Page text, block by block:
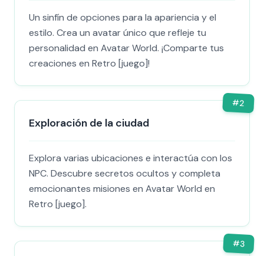
Un sinfín de opciones para la apariencia y el
estilo. Crea un avatar único que refleje tu
personalidad en Avatar World. ¡Comparte tus
creaciones en Retro [juego]!
#2
Exploración de la ciudad
Explora varias ubicaciones e interactúa con los
NPC. Descubre secretos ocultos y completa
emocionantes misiones en Avatar World en
Retro [juego].
#3